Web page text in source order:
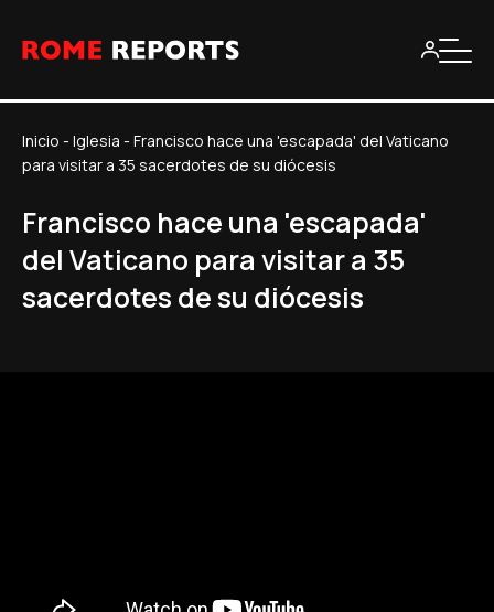
Inicio - Iglesia - Francisco hace una 'escapada' del Vaticano
para visitar a 35 sacerdotes de su diócesis
Francisco hace una 'escapada'
del Vaticano para visitar a 35
sacerdotes de su diócesis